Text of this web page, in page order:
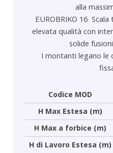
alla
EUROBRIKO 16
elevata qualità con
solide
I montanti legano le
Codice MOD
H Max Estesa (m)
H Max a forbice (m)
H di Lavoro Estesa (m)